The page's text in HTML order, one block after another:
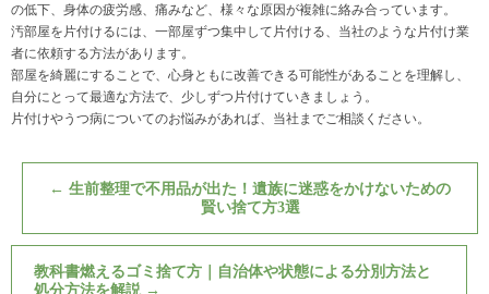
の低下、身体の疲労感、痛みなど、様々な原因が複雑に絡み合っています。
汚部屋を片付けるには、一部屋ずつ集中して片付ける、当社のような片付け業
者に依頼する方法があります。
部屋を綺麗にすることで、心身ともに改善できる可能性があることを理解し、
自分にとって最適な方法で、少しずつ片付けていきましょう。
片付けやうつ病についてのお悩みがあれば、当社までご相談ください。
← 生前整理で不用品が出た！遺族に迷惑をかけないための
賢い捨て方3選
教科書燃えるゴミ捨て方｜自治体や状態による分別方法と
処分方法を解説 →